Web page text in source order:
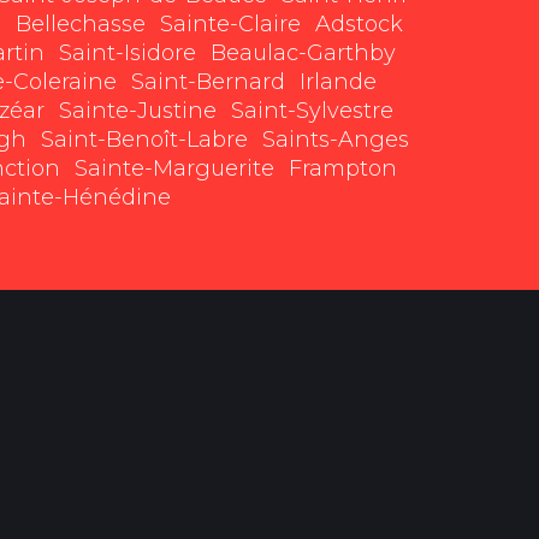
Bellechasse Sainte-Claire Adstock
Saint-Isidore
Beaulac-Garthby
Coleraine Saint-Bernard
Irlande
Sainte-Justine
Saint-Sylvestre
Saint-Benoît-Labre
Saints-Anges
Sainte-Marguerite
Frampton
Hénédine